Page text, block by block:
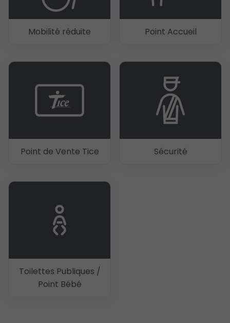
Mobilité réduite Point Accueil
Point de Vente Tice Sécurité
Toilettes Publiques /
Point Bébé